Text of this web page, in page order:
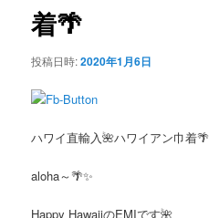
テ
ン
ツ
へ
移
着🌴
投稿日時:2020年1月6日
ハワイ直輸入🌺ハワイアン巾着🌴
aloha～🌴✨
Happy HawaiiのEMIです🌺